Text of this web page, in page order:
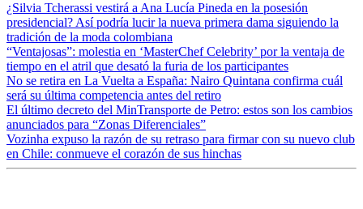
¿Silvia Tcherassi vestirá a Ana Lucía Pineda en la posesión
presidencial? Así podría lucir la nueva primera dama siguiendo la
tradición de la moda colombiana
“Ventajosas”: molestia en ‘MasterChef Celebrity’ por la ventaja de
tiempo en el atril que desató la furia de los participantes
No se retira en La Vuelta a España: Nairo Quintana confirma cuál
será su última competencia antes del retiro
El último decreto del MinTransporte de Petro: estos son los cambios
anunciados para “Zonas Diferenciales”
Vozinha expuso la razón de su retraso para firmar con su nuevo club
en Chile: conmueve el corazón de sus hinchas